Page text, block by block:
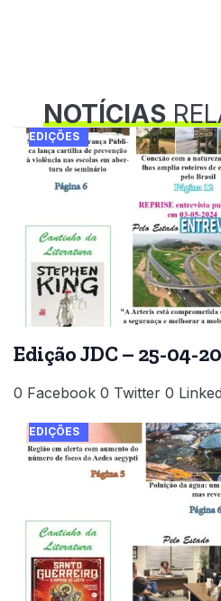
NOTÍCIAS
EDIÇÕES
Edição JDC – 25-04-
0 Facebook 0 Twitter 0
EDIÇÕES